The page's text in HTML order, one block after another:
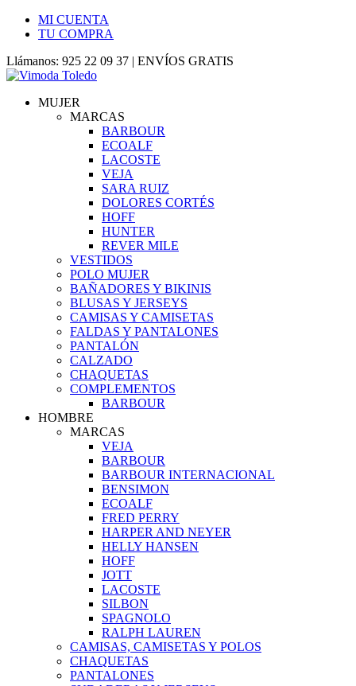
MI CUENTA
TU COMPRA
Llámanos: 925 22 09 37 | ENVÍOS GRATIS
MUJER
MARCAS
BARBOUR
ECOALF
LACOSTE
VEJA
SARA RUIZ
DOLORES CORTÉS
HOFF
HUNTER
REVER MILE
VESTIDOS
POLO MUJER
BAÑADORES Y BIKINIS
BLUSAS Y JERSEYS
CAMISAS Y CAMISETAS
FALDAS Y PANTALONES
PANTALÓN
CALZADO
CHAQUETAS
COMPLEMENTOS
BARBOUR
HOMBRE
MARCAS
VEJA
BARBOUR
BARBOUR INTERNACIONAL
BENSIMON
ECOALF
FRED PERRY
HARPER AND NEYER
HELLY HANSEN
HOFF
JOTT
LACOSTE
SILBON
SPAGNOLO
RALPH LAUREN
CAMISAS, CAMISETAS Y POLOS
CHAQUETAS
PANTALONES